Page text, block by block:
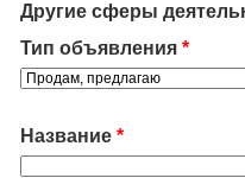
Другие сферы
Тип объявления *
Название *